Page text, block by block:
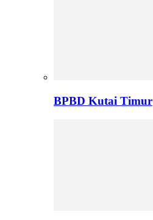
BPBD Kutai Timur